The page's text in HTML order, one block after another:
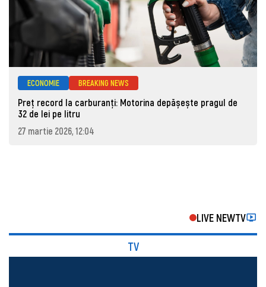
ECONOMIE BREAKING NEWS
Preț record la carburanți: Motorina depășește pragul de
32 de lei pe litru
27 martie 2026, 12:04
LIVE NEWTV
TV